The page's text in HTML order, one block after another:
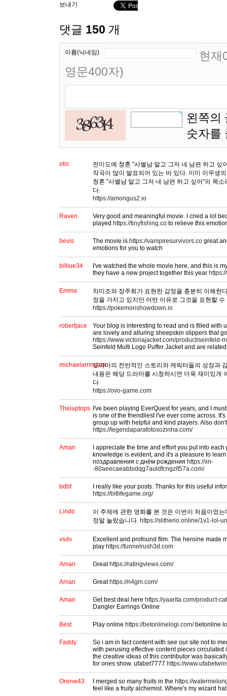
보내기
댓글 150 개
이름(닉네임)
현재
영문400자)
왼쪽의
숫자를
otis
전미도에 청혼 "사별남 말고 그저 네 남편 하고 싶
작곡이 많이 발표되어 있는 바 있다. 이미 이무생
청혼 "사별남 말고 그저 네 남편 하고 싶어"의 목
다.
https://amongus2.io
Raven
Very good and meaningful movie. I cried a lot
played https://tinyfishing.co to relieve this
bevis The movie is https://vampiresurvivors.co great
emotions for you to watch
billiue34
I've watched the whole movie here, and this is
they have a new project together this year
Emma
차미조와 장주희가 표현한 감정을 충분히 이해한
정을 가지고 있지만 어떤 이유로 그것을 표현할 수
https://pokemonshowdown.io
robertjace
Your blog is interesting to read and is filled with
are lovely and alluring sheepskin slippers that
https://www.victoriajacket.com/product/seinfeld-
Seinfeld Multi Logo Puffer Jacket and are
michaelarrington드라마의 전반적인 스토리와 캐릭터들의 성장과
내용은 해당 드라마를 시청하시면 더욱 재미있게
다
https://ovo-game.com
Thelaptops I've been playing EverQuest for years, and I
is one of the friendliest I've ever come across.
group up with helpful and kind players. Also
https://legendaparafotosozinha.com/
Aman
I appreciate the time and effort you put into
knowledge is evident, and it's a pleasure to
поздравления с днём рождения https://xn-
-80aeecaeabbidqg7auldfcngzlt57a.com/
bdbf
I really like your posts. Thanks for this useful
https://bitlifegame.org/
Lindo
이 주제에 관한 영화를 본 것은 이번이 처음이었
정말 놀랐습니다. https://slitherio.online/1v1-lol-
vsdv
Excellent and profound film. The heroine made
play https://tunnelrush3d.com
Aman Great https://ratingviews.com/
Aman Great https://n4gm.com/
Aman Get best deal here https://yaarita.com/product-
Dangler Earrings Online
Best Play online https://betonlinelogi.com/betonline
Faddy
So i am in fact content with see our site not to
with perusing effective content pieces circulated
the creative ideas of this contributor was
for ones show. ufabet7777 https://
Orenw43 I merged so many fruits in the https://
feel like a fruity alchemist. Where's my wizard